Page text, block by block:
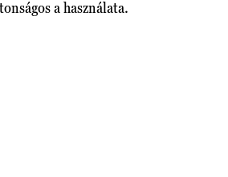
a használata.